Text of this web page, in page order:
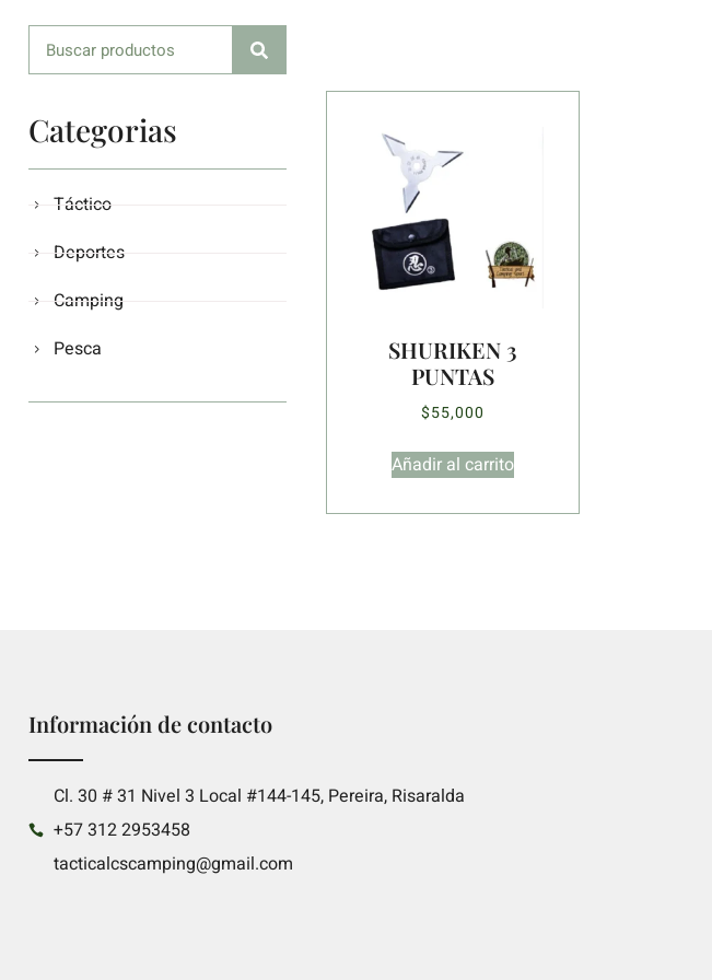
Categorias
Táctico
Deportes
Camping
Pesca
SHURIKEN 3
PUNTAS
$55,000
Añadir al carrito
Información de contacto
Cl. 30 # 31 Nivel 3 Local #144-145, Pereira, Risaralda
+57 312 2953458
tacticalcscamping@gmail.com